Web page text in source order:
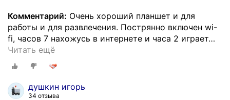
Комментарий: Очень хороший планшет и для
работы и для развлечения. Пострянно включен wi-
fi, часов 7 нахожусь в интернете и часа 2 играет…
Читать ещё
душкин игорь
34 отзыва